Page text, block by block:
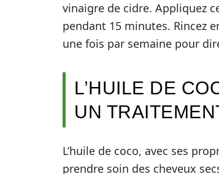
vinaigre de cidre. Appliquez
pendant 15 minutes. Rincez
une fois par semaine pour
L’HUILE DE
UN
L’huile de coco, avec ses
prendre soin des cheveux